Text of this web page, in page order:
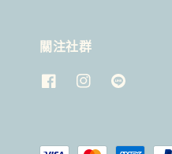
關注社群